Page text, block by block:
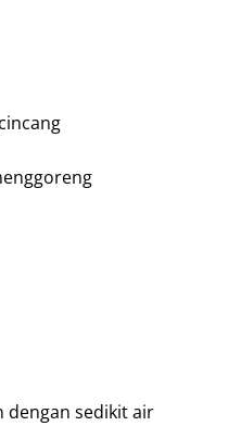
dengan sedikit air